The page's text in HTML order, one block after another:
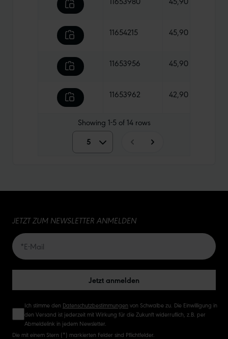
11654215 45,90 €
11653956 45,90 €
11653962 42,90 €
Showing 1-5of14 rows
5 5
20
JETZT ZUM NEWSLETTER ANMELDEN
Jetzt anmelden
Ich stimme den Datenschutzbestimmungen von Schwalbe zu. Die Einwilligung in
den Versand ist jederzeit mit Wirkung für die Zukunft widerruflich, z.B. per
Abmeldelink in jedem Newsletter.
Die mit einem Stern (*) markierten Felder sind Pflichtfelder.